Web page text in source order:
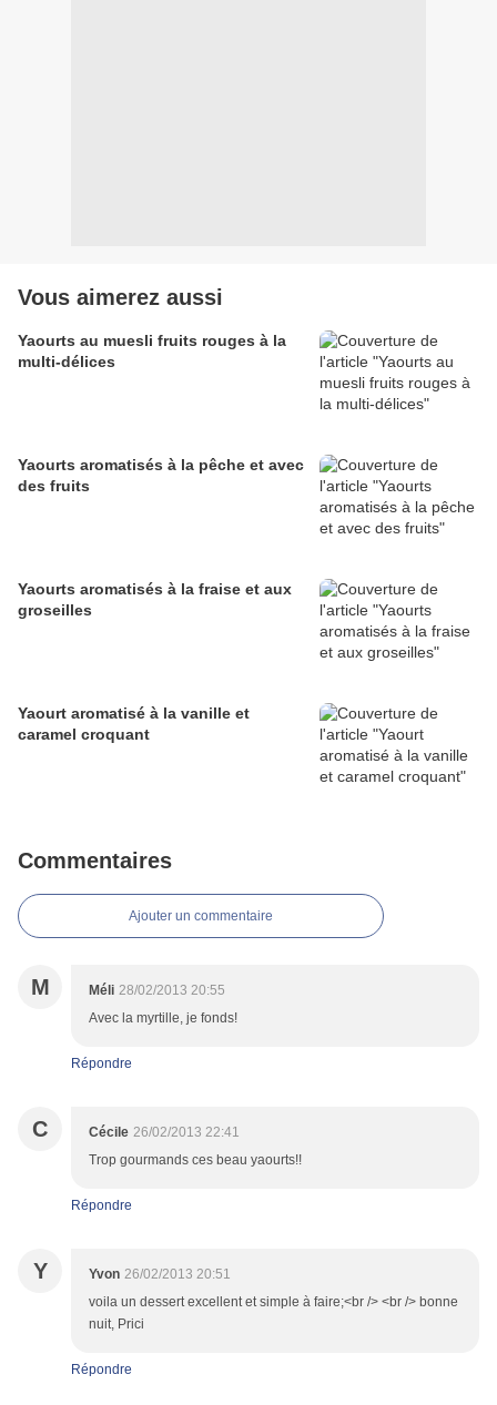
Vous aimerez aussi
Yaourts au muesli fruits rouges à la
multi-délices
Yaourts aromatisés à la pêche et avec
des fruits
Yaourts aromatisés à la fraise et aux
groseilles
Yaourt aromatisé à la vanille et
caramel croquant
Commentaires
Ajouter un commentaire
M Méli 28/02/2013 20:55
Avec la myrtille, je fonds!
Répondre
C Cécile 26/02/2013 22:41
Trop gourmands ces beau yaourts!!
Répondre
Y Yvon 26/02/2013 20:51
voila un dessert excellent et simple à faire;<br /> <br /> bonne
nuit, Prici
Répondre